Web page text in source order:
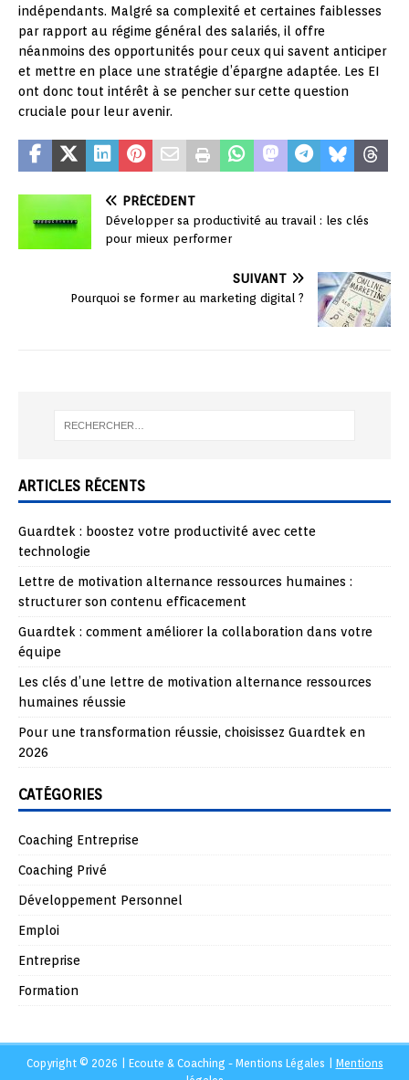
indépendants. Malgré sa complexité et certaines faiblesses
par rapport au régime général des salariés, il offre
néanmoins des opportunités pour ceux qui savent anticiper
et mettre en place une stratégie d’épargne adaptée. Les EI
ont donc tout intérêt à se pencher sur cette question
cruciale pour leur avenir.
PRÉCÉDENT
Développer sa productivité au travail : les clés
pour mieux performer
SUIVANT
Pourquoi se former au marketing digital ?
ARTICLES RÉCENTS
Guardtek : boostez votre productivité avec cette
technologie
Lettre de motivation alternance ressources humaines :
structurer son contenu efficacement
Guardtek : comment améliorer la collaboration dans votre
équipe
Les clés d’une lettre de motivation alternance ressources
humaines réussie
Pour une transformation réussie, choisissez Guardtek en
2026
CATÉGORIES
Coaching Entreprise
Coaching Privé
Développement Personnel
Emploi
Entreprise
Formation
Copyright © 2026 | Ecoute & Coaching - Mentions Légales
Mentions